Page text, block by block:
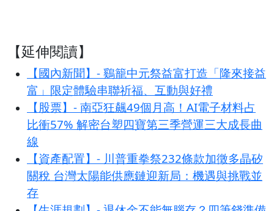
【延伸閱讀】
【國內新聞】- 鷄籠中元祭益富打造「隆來接益
富」限定體驗串聯祈福、互動與好禮
【股票】- 南亞狂飆49個月高！AI電子材料占
比衝57% 解密台塑四寶第三季營運三大成長曲
線
【資產配置】- 川普重拳祭232條款加徵多晶矽
關稅 台灣太陽能供應鏈迎新局：機遇與挑戰並
存